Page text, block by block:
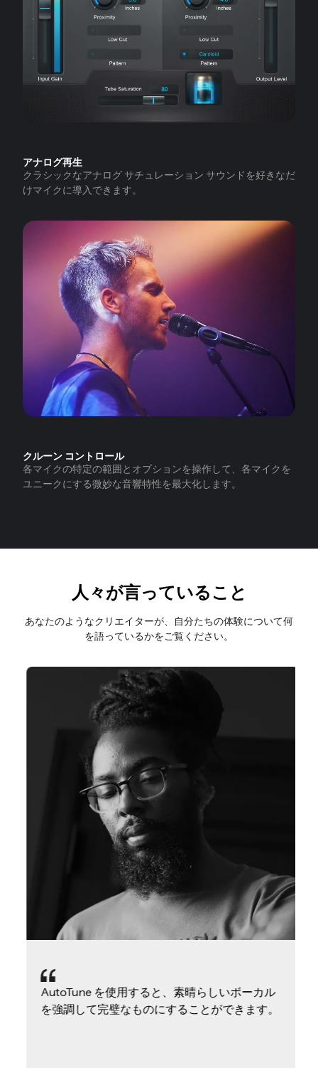
アナログ再生
クラシックなアナログ サチュレーション サウンドを好きなだ
けマイクに導入できます。
クルーン コントロール
各マイクの特定の範囲とオプションを操作して、各マイクを
ユニークにする微妙な音響特性を最大化します。
人々が言っていること
あなたのようなクリエイターが、自分たちの体験について何
を語っているかをご覧ください。
スライド2/4
AutoTune を使用すると、素晴らしいボーカル
を強調して完璧なものにすることができます。